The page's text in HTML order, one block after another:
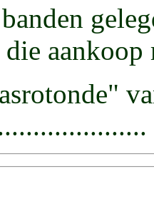
aankoop